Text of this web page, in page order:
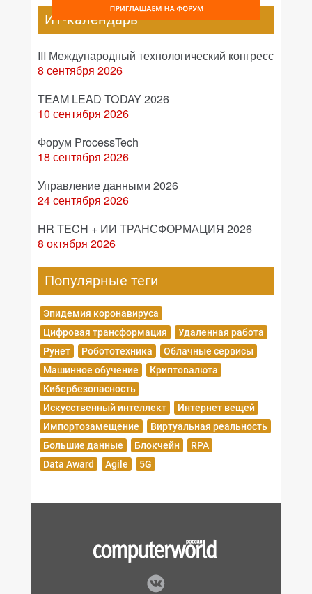
ИТ-календарь
III Международный технологический конгресс
8 сентября 2026
TEAM LEAD TODAY 2026
10 сентября 2026
Форум ProcessTech
18 сентября 2026
Управление данными 2026
24 сентября 2026
HR TECH + ИИ ТРАНСФОРМАЦИЯ 2026
8 октября 2026
Популярные теги
Эпидемия коронавируса
Цифровая трансформация
Удаленная работа
Рунет
Робототехника
Облачные сервисы
Машинное обучение
Криптовалюта
Кибербезопасность
Искусственный интеллект
Интернет вещей
Импортозамещение
Виртуальная реальность
Большие данные
Блокчейн
RPA
Data Award
Agile 5G